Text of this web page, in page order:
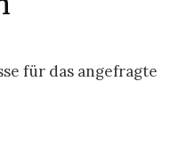
für das angefragte